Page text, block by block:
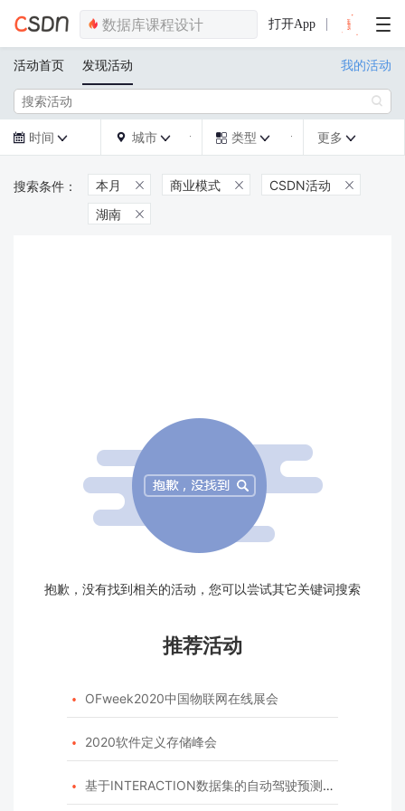
打开App
活动首页 发现活动 我的活动

 时间   城市   类型  更多 
本月  商业模式  CSDN活动 
湖南 
抱歉，没有找到相关的活动，您可以尝试其它关键词搜索
推荐活动
 OFweek2020中国物联网在线展会
 2020软件定义存储峰会
 基于INTERACTION数据集的自动驾驶预测模型挑战赛